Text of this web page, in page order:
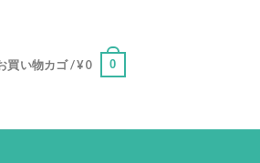
買い物カゴ /¥0 0